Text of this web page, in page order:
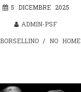
5 DICEMBRE 2025
ADMIN-PSF
BORSELLINO / NO HOME